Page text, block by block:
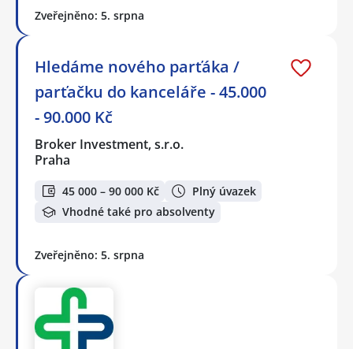
Zveřejněno: 5. srpna
Hledáme nového parťáka /
parťačku do kanceláře - 45.000
- 90.000 Kč
Broker Investment, s.r.o.
Praha
45 000 – 90 000 Kč
Plný úvazek
Vhodné také pro absolventy
Zveřejněno: 5. srpna